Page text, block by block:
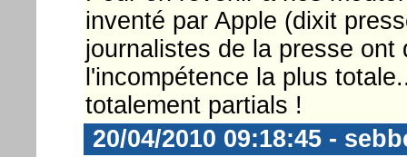
inventé par Apple (dixit
journalistes de la presse ont
l'incompétence la plus
totalement partials !
20/04/2010 09:18:45 -